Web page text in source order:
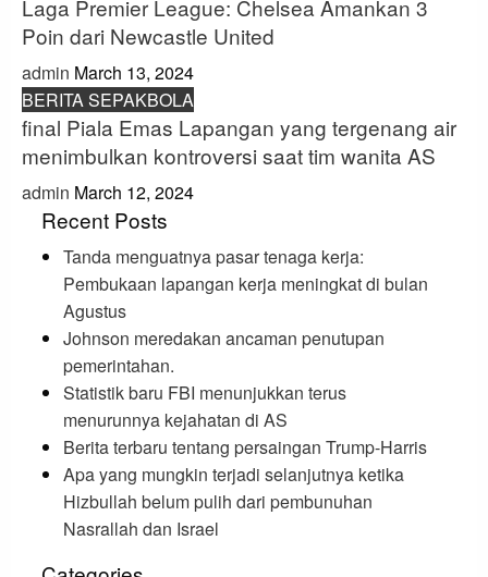
Laga Premier League: Chelsea Amankan 3
Poin dari Newcastle United
admin March 13, 2024
BERITA SEPAKBOLA
final Piala Emas Lapangan yang tergenang air
menimbulkan kontroversi saat tim wanita AS
admin March 12, 2024
Recent Posts
Tanda menguatnya pasar tenaga kerja:
Pembukaan lapangan kerja meningkat di bulan
Agustus
Johnson meredakan ancaman penutupan
pemerintahan.
Statistik baru FBI menunjukkan terus
menurunnya kejahatan di AS
Berita terbaru tentang persaingan Trump-Harris
Apa yang mungkin terjadi selanjutnya ketika
Hizbullah belum pulih dari pembunuhan
Nasrallah dan Israel